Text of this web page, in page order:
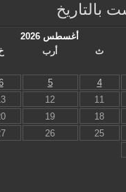
بالتاريخ
أغسطس 2026
ث أرب
4
5
11
12
18
19
25
26